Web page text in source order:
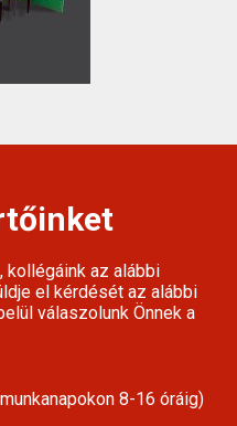
kollégáink az alábbi
el kérdését az alábbi
válaszolunk Önnek a
8-16 óráig)